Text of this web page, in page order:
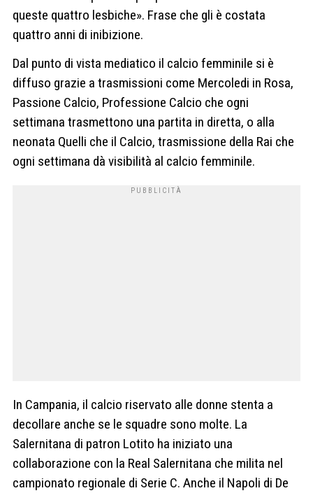
queste quattro lesbiche». Frase che gli è costata
quattro anni di inibizione.
Dal punto di vista mediatico il calcio femminile si è
diffuso grazie a trasmissioni come Mercoledi in Rosa,
Passione Calcio, Professione Calcio che ogni
settimana trasmettono una partita in diretta, o alla
neonata Quelli che il Calcio, trasmissione della Rai che
ogni settimana dà visibilità al calcio femminile.
In Campania, il calcio riservato alle donne stenta a
decollare anche se le squadre sono molte. La
Salernitana di patron Lotito ha iniziato una
collaborazione con la Real Salernitana che milita nel
campionato regionale di Serie C. Anche il Napoli di De